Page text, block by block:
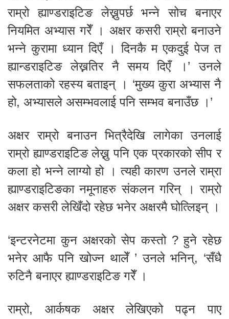
राम्रो ह्याण्डराइटिङ लेख्नुपर्छ भन्ने सोच बनाएर
नियमित अभ्यास गरेँ । अक्षर कसरी राम्रो बनाउने
भन्ने कुरामा ध्यान दिएँ । दिनकै म एकदुई पेज त
ह्यान्डराइटिङ लेख्नतिर नै समय दिएँ ।’ उनले
सफलताको रहस्य बताइन् । ‘मुख्य कुरा अभ्यास नै
हो, अभ्यासले असम्भवलाई पनि सम्भव बनाउँछ ।’
अक्षर राम्रो बनाउन भित्रैदेखि लागेका उनलाई
राम्रो ह्याण्डराइटिङ लेख्नु पनि एक प्रकारको सीप र
कला हो भन्ने लाग्यो हो । त्यही कारण उनले राम्रा
ह्याण्डराइटिङका नमूनाहरु संकलन गरिन् । राम्रो
अक्षर कसरी लेखिँदो रहेछ भनेर अक्षरमै घोत्लिइन् ।
‘इन्टरनेटमा कुन अक्षरको सेप कस्तो ? हुने रहेछ
भनेर आफै पनि खोज्न थालेँ ’ उनले भनिन्, ‘सँधै
रुटिनै बनाएर ह्याण्डराइटिङ गरेँ ।
राम्रो, आर्कषक अक्षर लेखिएको पढ्न पाए